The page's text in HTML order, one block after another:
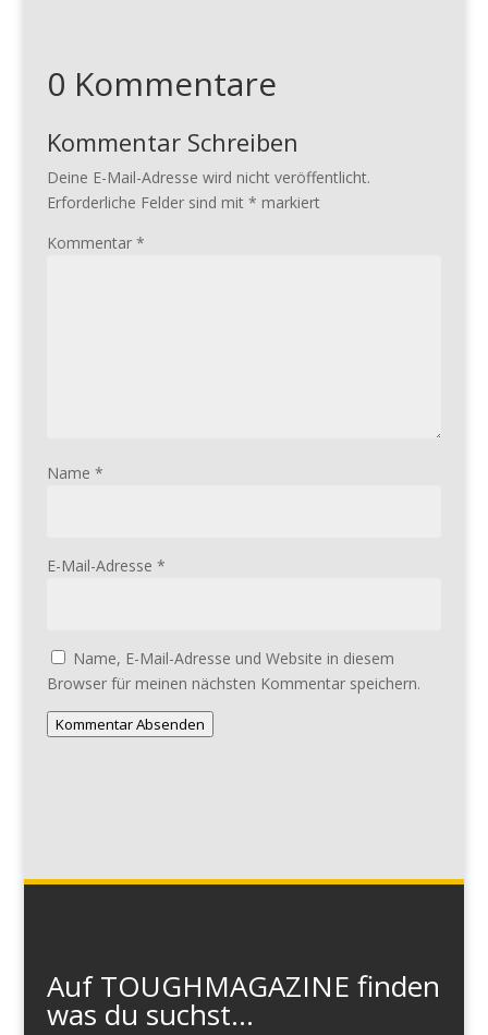
0 Kommentare
Kommentar Schreiben
Deine E-Mail-Adresse wird nicht veröffentlicht.
Erforderliche Felder sind mit * markiert
Kommentar *
Name *
E-Mail-Adresse *
Name, E-Mail-Adresse und Website in diesem
Browser für meinen nächsten Kommentar speichern.
Kommentar Absenden
Auf TOUGHMAGAZINE finden
was du suchst...